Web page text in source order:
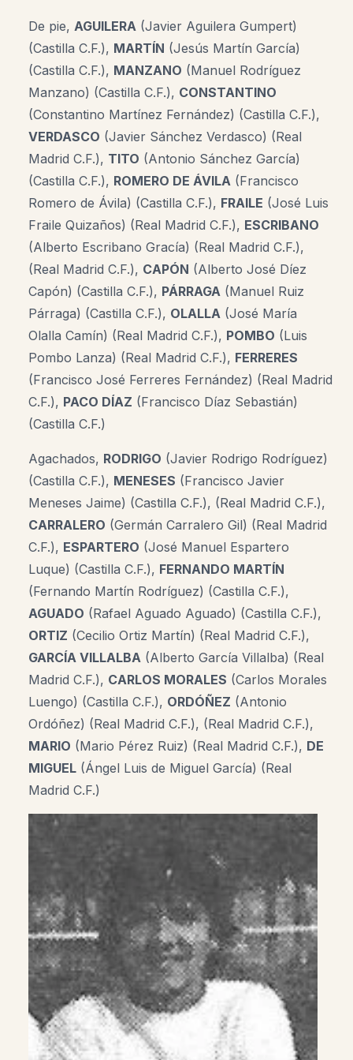
De pie, AGUILERA (Javier Aguilera Gumpert)
(Castilla C.F.), MARTÍN (Jesús Martín García)
(Castilla C.F.), MANZANO (Manuel Rodríguez
Manzano) (Castilla C.F.), CONSTANTINO
(Constantino Martínez Fernández) (Castilla C.F.),
VERDASCO (Javier Sánchez Verdasco) (Real
Madrid C.F.), TITO (Antonio Sánchez García)
(Castilla C.F.), ROMERO DE ÁVILA (Francisco
Romero de Ávila) (Castilla C.F.), FRAILE (José Luis
Fraile Quizaños) (Real Madrid C.F.), ESCRIBANO
(Alberto Escribano Gracía) (Real Madrid C.F.),
(Real Madrid C.F.), CAPÓN (Alberto José Díez
Capón) (Castilla C.F.), PÁRRAGA (Manuel Ruiz
Párraga) (Castilla C.F.), OLALLA (José María
Olalla Camín) (Real Madrid C.F.), POMBO (Luis
Pombo Lanza) (Real Madrid C.F.), FERRERES
(Francisco José Ferreres Fernández) (Real Madrid
C.F.), PACO DÍAZ (Francisco Díaz Sebastián)
(Castilla C.F.)
Agachados, RODRIGO (Javier Rodrigo Rodríguez)
(Castilla C.F.), MENESES (Francisco Javier
Meneses Jaime) (Castilla C.F.), (Real Madrid C.F.),
CARRALERO (Germán Carralero Gil) (Real Madrid
C.F.), ESPARTERO (José Manuel Espartero
Luque) (Castilla C.F.), FERNANDO MARTÍN
(Fernando Martín Rodríguez) (Castilla C.F.),
AGUADO (Rafael Aguado Aguado) (Castilla C.F.),
ORTIZ (Cecilio Ortiz Martín) (Real Madrid C.F.),
GARCÍA VILLALBA (Alberto García Villalba) (Real
Madrid C.F.), CARLOS MORALES (Carlos Morales
Luengo) (Castilla C.F.), ORDÓÑEZ (Antonio
Ordóñez) (Real Madrid C.F.), (Real Madrid C.F.),
MARIO (Mario Pérez Ruiz) (Real Madrid C.F.), DE
MIGUEL (Ángel Luis de Miguel García) (Real
Madrid C.F.)